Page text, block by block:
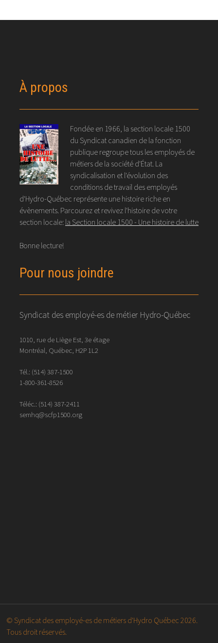
À propos
Fondée en 1966, la section locale 1500
du Syndicat canadien de la fonction
publique regroupe tous les employés de
métiers de la société d'État. La
syndicalisation et l'évolution des
conditions de travail des employés
d'Hydro-Québec représente une histoire riche en
évènements. Parcourez et revivez l'histoire de votre
section locale: la Section locale 1500 - Une histoire de lutte
Bonne lecture!
Pour nous joindre
Syndicat des employé-es de métier Hydro-Québec
1010, rue de Liège Est, 3e étage
Montréal, Québec, H2P 1L2
Tél.: (514) 387-1500
1-800-361-8526
Téléc.: (514) 387-2411
semhq@scfp1500.org
© Syndicat des employé-es de métiers d'Hydro Québec 2026.
Tous droit réservés.